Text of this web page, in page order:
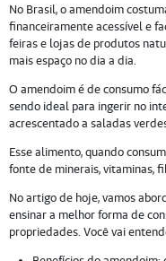
No Brasil, o amendoim
financeiramente acessível e
feiras e lojas de produtos
mais espaço no dia a dia.
O amendoim é de consumo
sendo ideal para ingerir no
acrescentado a saladas
Esse alimento, quando
fonte de minerais, vitaminas,
No artigo de hoje, vamos
ensinar a melhor forma de
propriedades. Você vai